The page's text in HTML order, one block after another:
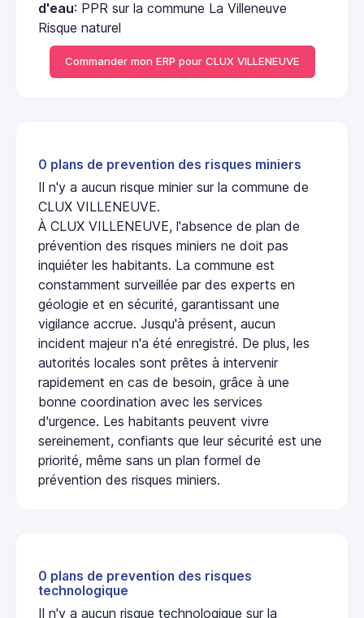
d'eau: PPR sur la commune La Villeneuve
Risque naturel
Commander mon ERP pour CLUX VILLENEUVE
0 plans de prevention des risques miniers
Il n'y a aucun risque minier sur la commune de
CLUX VILLENEUVE.
À CLUX VILLENEUVE, l'absence de plan de
prévention des risques miniers ne doit pas
inquiéter les habitants. La commune est
constamment surveillée par des experts en
géologie et en sécurité, garantissant une
vigilance accrue. Jusqu'à présent, aucun
incident majeur n'a été enregistré. De plus, les
autorités locales sont prêtes à intervenir
rapidement en cas de besoin, grâce à une
bonne coordination avec les services
d'urgence. Les habitants peuvent vivre
sereinement, confiants que leur sécurité est une
priorité, même sans un plan formel de
prévention des risques miniers.
0 plans de prevention des risques
technologique
Il n'y a aucun risque technologique sur la